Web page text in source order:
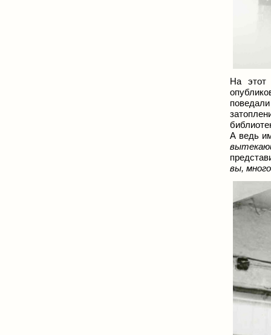
На этот
А ведь
вы,